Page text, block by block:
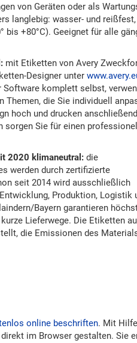
von Geräten oder als
langlebig: wasser- und
bis +80°C). Geeignet für alle
mit Etiketten von Avery
Designer unter
komplett selbst,
Themen, die Sie individuell
hoch und drucken anschließend
sorgen Sie für einen
2020 klimaneutral: die
werden durch zertifizierte
seit 2014 wird ausschließlich
Produktion, Logistik
Bayern garantieren
Lieferwege. Die Etiketten
die Emissionen des
online beschriften. Mit
im Browser gestalten. Sie